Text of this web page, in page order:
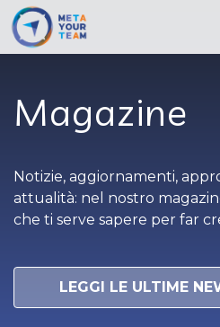
Magazine
Notizie, aggiornamenti,
attualità: nel nostro
che ti serve sapere per far
LEGGI LE ULTIME